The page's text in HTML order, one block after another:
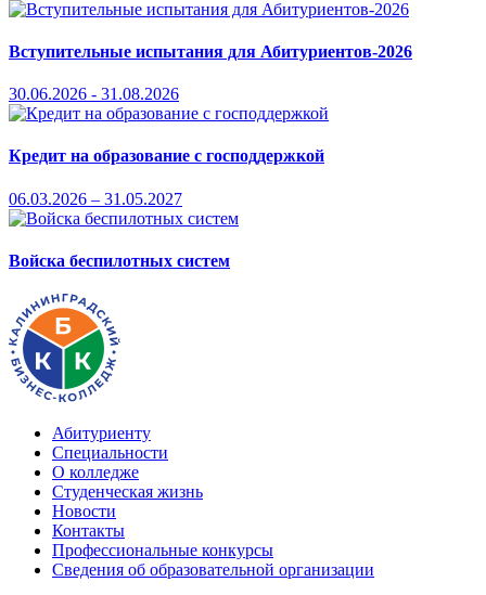
Вступительные испытания для Абитуриентов-2026
30.06.2026 - 31.08.2026
Кредит на образование с господдержкой
06.03.2026 – 31.05.2027
Войска беспилотных систем
Абитуриенту
Специальности
О колледже
Студенческая жизнь
Новости
Контакты
Профессиональные конкурсы
Сведения об образовательной организации